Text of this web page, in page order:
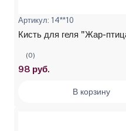
Артикул: 14**10
Кисть для геля "Жар-
(0)
98 руб.
В корзину